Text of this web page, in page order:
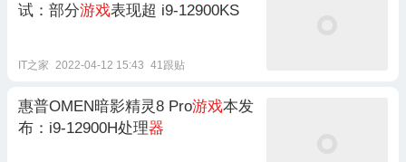
试：部分游戏表现超 i9-12900KS
IT之家 2022-04-12 15:43 41跟贴
惠普OMEN暗影精灵8 Pro游戏本发
布：i9-12900H处理器